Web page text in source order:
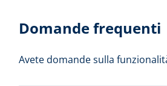
Domande frequenti
Avete domande sulla